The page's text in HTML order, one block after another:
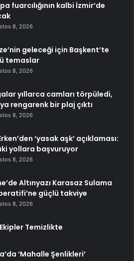
fuarcılığının kalbi İzmir’de
8, 2026
geleceği için Başkent’te
temaslar
8, 2026
yıllarca camları törpüledi,
rengarenk bir plaj çıktı
8, 2026
‘yasak aşk’ açıklaması:
yollara başvuruyor
8, 2026
Altınyazı Karasaz Sulama
güçlü takviye
8, 2026
Temizlikte
‘Mahalle Şenlikleri’